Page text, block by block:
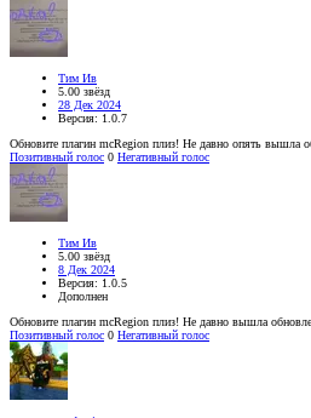
Тим Ив
5.00 звёзд
28 Дек 2024
Версия: 1.0.7
Обновите плагин mcRegion плиз! Не давно опять вышла
Позитивный голос 0 Негативный голос
Тим Ив
5.00 звёзд
8 Дек 2024
Версия: 1.0.5
Дополнен
Обновите плагин mcRegion плиз! Не давно вышла
Позитивный голос 0 Негативный голос